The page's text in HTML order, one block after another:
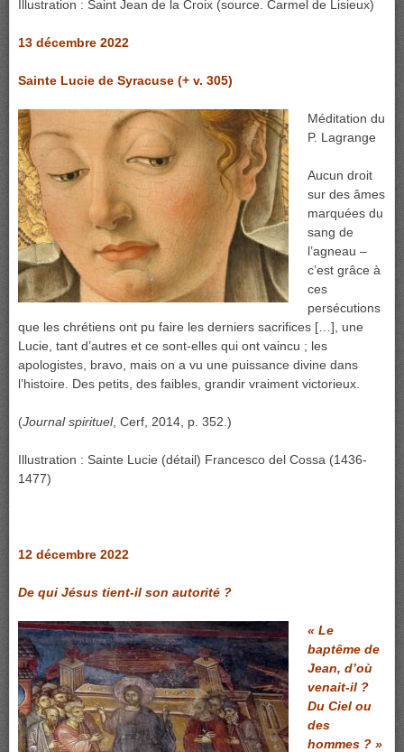
Illustration : Saint Jean de la Croix (source. Carmel de Lisieux)
13 décembre 2022
Sainte Lucie de Syracuse (+ v. 305)
Méditation du
P. Lagrange
Aucun droit
sur des âmes
marquées du
sang de
l’agneau –
c’est grâce à
ces
persécutions
que les chrétiens ont pu faire les derniers sacrifices […], une
Lucie, tant d’autres et ce sont-elles qui ont vaincu ; les
apologistes, bravo, mais on a vu une puissance divine dans
l’histoire. Des petits, des faibles, grandir vraiment victorieux.
(Journal spirituel, Cerf, 2014, p. 352.)
Illustration : Sainte Lucie (détail) Francesco del Cossa (1436-
1477)
12 décembre 2022
De qui Jésus tient-il son autorité ?
« Le
baptême de
Jean, d’où
venait-il ?
Du Ciel ou
des
hommes ? »